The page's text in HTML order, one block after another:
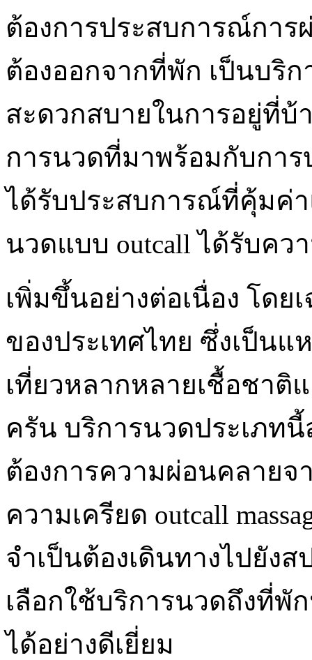
ต้องการประสบการณ์การ
ต้องออกจากที่พัก เป็นบริ
สะดวกสบายในการอยู่ที่
การนวดที่มาพร้อมกับการ
ได้รับประสบการณ์ที่คุ้มค่
นวดแบบ outcall ได้รับคว
เพิ่มขึ้นอย่างต่อเนื่อง โดย
ของประเทศไทย ซึ่งเป็น
เที่ยวหลากหลายเชื้อชาติ
ครัน บริการนวดประเภท
ต้องการความผ่อนคลายจ
ความเครียด outcall
จำเป็นต้องเดินทางไปยัง
เลือกใช้บริการนวดถึงที่พั
ได้อย่างดีเยี่ยม